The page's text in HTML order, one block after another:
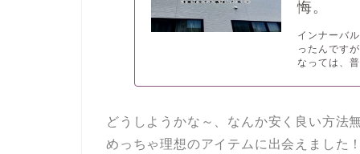
悔。
インナーバ
ったんです
なっては、
どうしようかな～、なんか安く良い方法
めっちゃ理想のアイテムに出会えました